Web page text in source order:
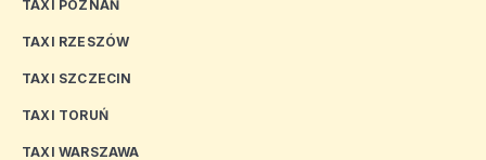
TAXI POZNAŃ
TAXI RZESZÓW
TAXI SZCZECIN
TAXI TORUŃ
TAXI WARSZAWA